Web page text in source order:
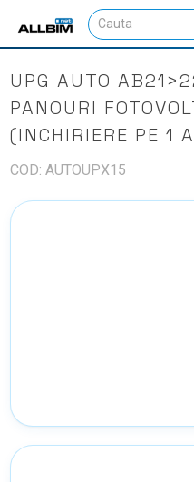
UPG AUTO
PANOURI
(INCHIRIERE PE 1
COD: AUTOUPX15